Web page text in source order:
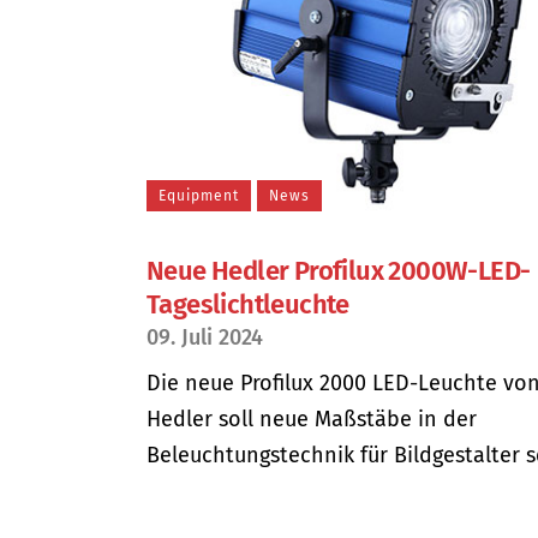
Equipment News
Neue Hedler Profilux 2000W-LED-
Tageslichtleuchte
09. Juli 2024
Die neue Profilux 2000 LED-Leuchte von
Hedler soll neue Maßstäbe in der
Beleuchtungstechnik für Bildgestalter